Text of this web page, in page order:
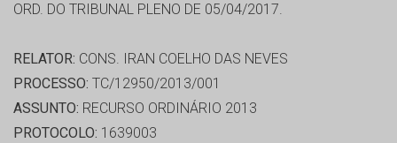
ORD. DO TRIBUNAL PLENO DE 05/04/2017.
RELATOR: CONS. IRAN COELHO DAS NEVES
PROCESSO: TC/12950/2013/001
ASSUNTO: RECURSO ORDINÁRIO 2013
PROTOCOLO: 1639003